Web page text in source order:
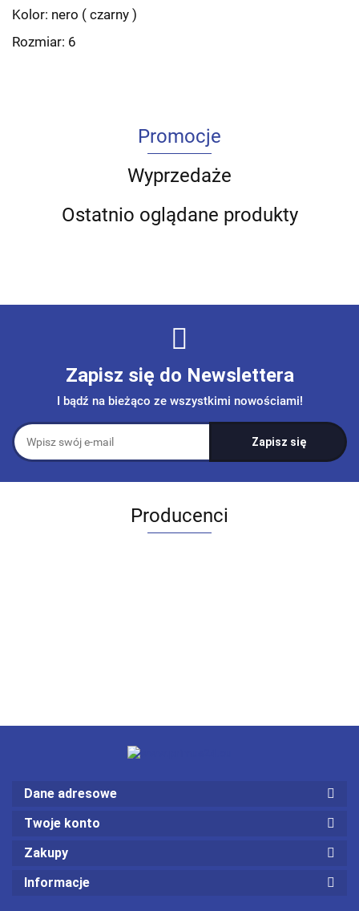
Kolor: nero ( czarny )
Rozmiar: 6
Promocje
Wyprzedaże
Ostatnio oglądane produkty
Zapisz się do Newslettera
I bądź na bieżąco ze wszystkimi nowościami!
Producenci
Dane adresowe
Twoje konto
Zakupy
Informacje